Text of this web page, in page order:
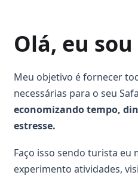
Olá, eu
Meu objetivo é fornecer
necessárias para o seu
economizando tempo,
estresse.
Faço isso sendo turista eu
experimento atividades,